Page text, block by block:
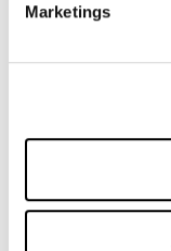
Marketings